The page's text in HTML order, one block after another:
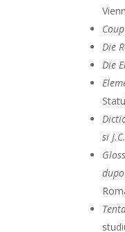
Die
Die
si